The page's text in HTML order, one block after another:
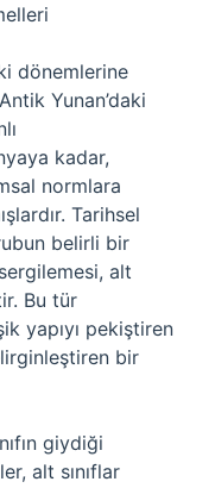
dönemlerine
Yunan’daki
kadar,
normlara
Tarihsel
belirli bir
alt
Bu tür
yapıyı pekiştiren
bir
giydiği
alt sınıflar